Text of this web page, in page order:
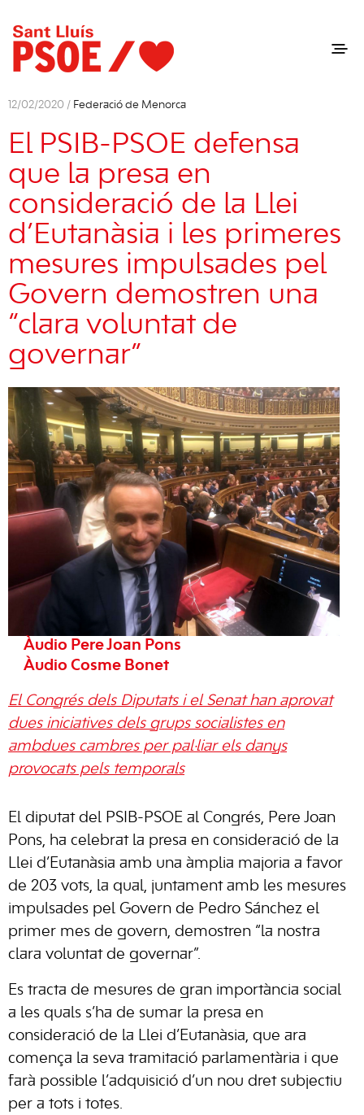
12/02/2020 / Federació de Menorca
El PSIB-PSOE defensa
que la presa en
consideració de la Llei
d’Eutanàsia i les primeres
mesures impulsades pel
Govern demostren una
“clara voluntat de
governar”
Àudio Pere Joan Pons
Àudio Cosme Bonet
El Congrés dels Diputats i el Senat han aprovat
dues iniciatives dels grups socialistes en
ambdues cambres per pal·liar els danys
provocats pels temporals
El diputat del PSIB-PSOE al Congrés, Pere Joan
Pons, ha celebrat la presa en consideració de la
Llei d’Eutanàsia amb una àmplia majoria a favor
de 203 vots, la qual, juntament amb les mesures
impulsades pel Govern de Pedro Sánchez el
primer mes de govern, demostren “la nostra
clara voluntat de governar”.
Es tracta de mesures de gran importància social
a les quals s’ha de sumar la presa en
consideració de la Llei d’Eutanàsia, que ara
comença la seva tramitació parlamentària i que
farà possible l’adquisició d’un nou dret subjectiu
per a tots i totes.